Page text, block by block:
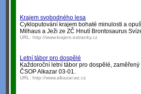
Krajem svobodného lesa
Cykloputování krajem bohaté minulosti a
Milhaus a Ježi ze ZČ Hnutí Brontosaurus
URL: http://www.krajem.estranky.cz
Letní tábor pro dospělé
Každoroční letní tábor pro dospělé,
ČSOP Alkazar 03-01.
URL: http://www.alkazar.wz.cz